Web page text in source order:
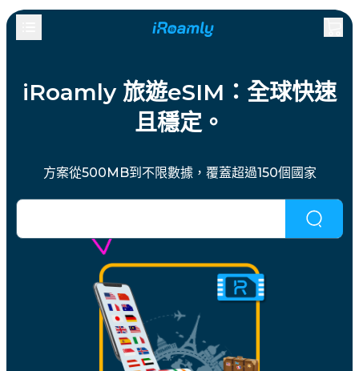
iRoamly 旅遊eSIM：全球快速
且穩定。
方案從500MB到不限數據，覆蓋超過150個國家
沒有找到您想要的？點擊這裡嘗試。